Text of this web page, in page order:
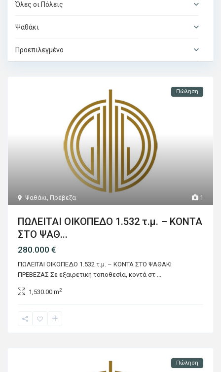
Όλες οι Πόλεις
Ψαθάκι
Προεπιλεγμένο
1
Ψαθάκι Πρέβεζα
Πώληση
ΠΩΛΕΙΤΑΙ ΟΙΚΟΠΕΔΟ 1.532 τ.μ. – ΚΟΝΤΑ
ΣΤΟ ΨΑΘ...
280.000 €
ΠΩΛΕΙΤΑΙ ΟΙΚΟΠΕΔΟ 1.532 τ.μ. – ΚΟΝΤΑ ΣΤΟ ΨΑΘΑΚΙ
ΠΡΕΒΕΖΑΣ Σε εξαιρετική τοποθεσία, κοντά στ
1,530.00 m2
Πώληση